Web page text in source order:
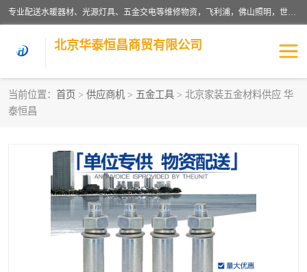
专业配送水暖器材、光源灯具、五金交电等维修物资，飞利浦，佛山照明，世达，博世，九牧，特陶等各产品涉及国内外知名品牌。公司专注与物业、学校、酒店、工厂等单位合作，提供一站式配送服务，降低客户综合成本。依托电子商务改变传统模式，以专业的团队为客户提供24H物资配送到达，货到月结、统一开票，便捷退换等服务，提高了企业的运营效率。
北京华泰恒昌商贸有限公司
当前位置： 首页 > 供应商机 > 五金工具 > 北京家装五金材料供应 华
泰恒昌
水暖阀门
五金工具 涂料辅材